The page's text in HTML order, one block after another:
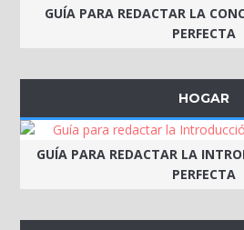
GUÍA PARA REDACTAR LA
PERFECTA
HOGAR
GUÍA PARA REDACTAR LA
PERFECTA